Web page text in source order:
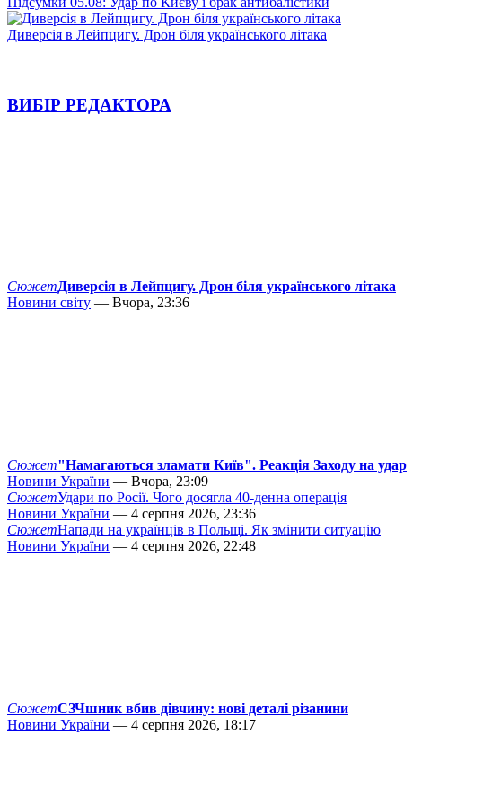
Диверсія в Лейпцигу. Дрон біля українського літака
ВИБІР РЕДАКТОРА
СюжетДиверсія в Лейпцигу. Дрон біля українського літака
Новини світу — Вчора, 23:36
Сюжет"Намагаються зламати Київ". Реакція Заходу на удар
Новини України — Вчора, 23:09
СюжетУдари по Росії. Чого досягла 40-денна операція
Новини України — 4 серпня 2026, 23:36
СюжетНапади на українців в Польщі. Як змінити ситуацію
Новини України — 4 серпня 2026, 22:48
СюжетСЗЧшник вбив дівчину: нові деталі різанини
Новини України — 4 серпня 2026, 18:17